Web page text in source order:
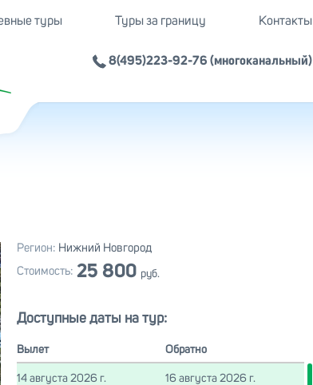
туры Туры за границу Контакты
8(495)223-92-76 (многоканальный)
Регион: Нижний Новгород
Стоимость: 25 800 руб.
Доступные даты на тур:
Вылет Обратно
14 августа 2026 г. 16 августа 2026 г.